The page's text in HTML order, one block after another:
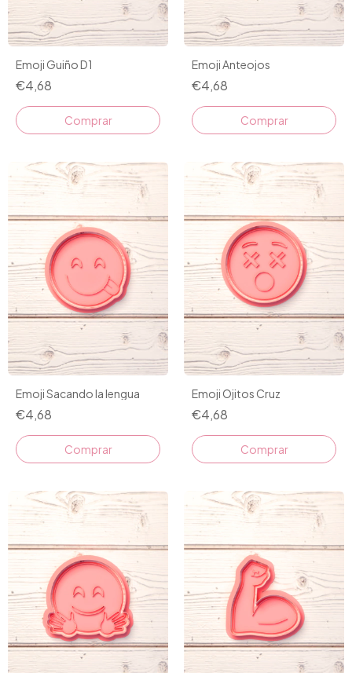
Emoji Guiño D1
€4,68
Comprar
Emoji Anteojos
€4,68
Comprar
Emoji Sacando la lengua
€4,68
Comprar
Emoji Ojitos Cruz
€4,68
Comprar